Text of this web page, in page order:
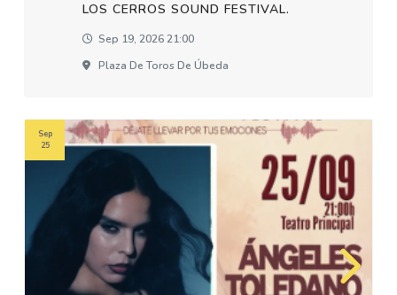
LOS CERROS SOUND FESTIVAL.
Sep 19, 2026 21:00
Plaza De Toros De Úbeda
Sep
25